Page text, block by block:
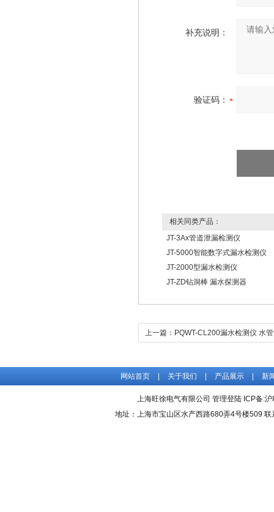
补充说明：
验证码：
相关同类产品：
JT-3Ax管道泄漏检测仪
JT-5000智能数字式漏水检测仪
JT-2000型漏水检测仪
JT-ZD钻洞棒 漏水探测器
上一篇： PQWT-CL200漏水检测仪 水
网站首页 关于我们 产品展示 新
上海旺徐电气有限公司 管理登陆 ICP备:沪
地址：上海市宝山区水产西路680弄4号楼509